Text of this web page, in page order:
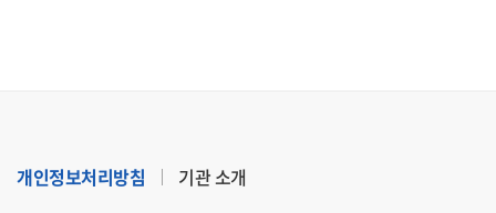
개인정보처리방침 기관 소개